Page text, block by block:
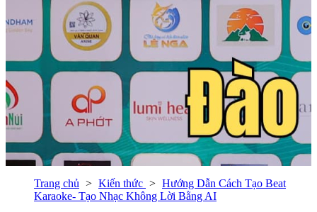
Trang chủ Kiến thức
Hướng Dẫn Cách Tạo Beat
Karaoke- Tạo Nhạc Không Lời Bằng AI